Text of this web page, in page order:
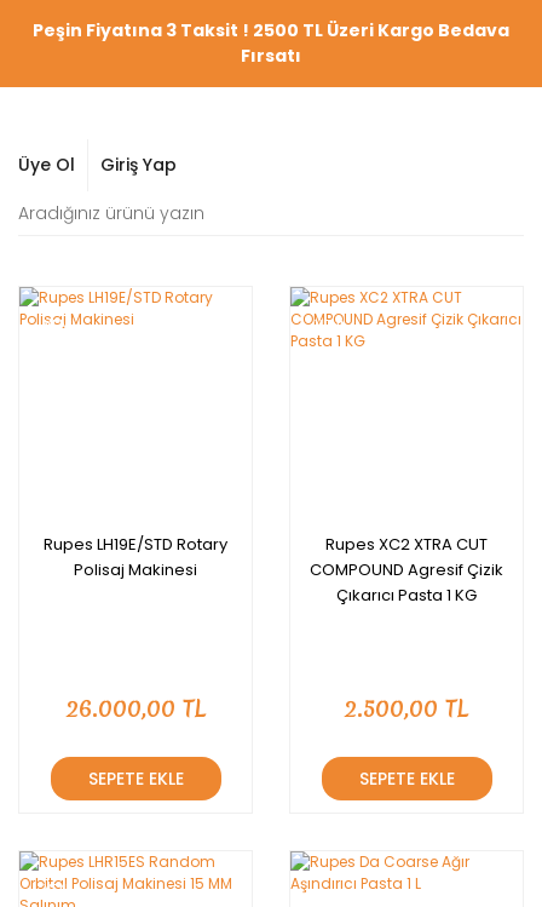
Peşin Fiyatına 3 Taksit ! 2500 TL Üzeri Kargo Bedava
Fırsatı
Üye Ol Giriş Yap
YENİ
Rupes LH19E/STD Rotary
Polisaj Makinesi
26.000,00 TL
SEPETE EKLE
YENİ
Rupes XC2 XTRA CUT
COMPOUND Agresif Çizik
Çıkarıcı Pasta 1 KG
2.500,00 TL
SEPETE EKLE
YENİ